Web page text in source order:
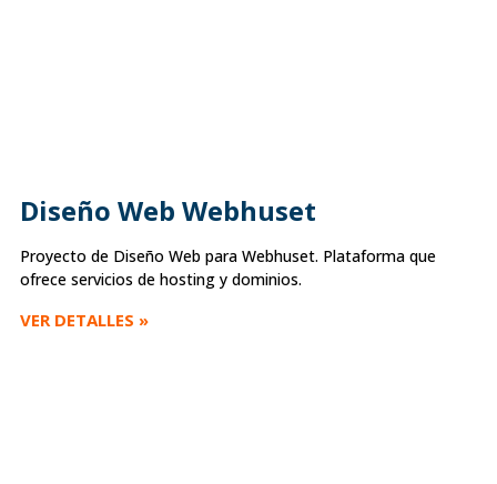
Diseño Web Webhuset
Proyecto de Diseño Web para Webhuset. Plataforma que
ofrece servicios de hosting y dominios.
VER DETALLES »